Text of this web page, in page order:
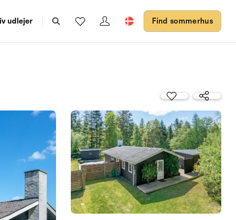
udlejer Find sommerhus